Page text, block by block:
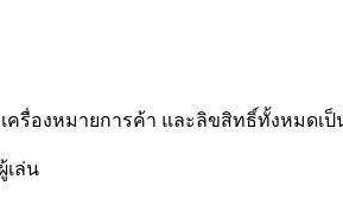
ครื่องหมายการค้า และลิขสิทธิ์ทั้งหมดเป็
เล่น